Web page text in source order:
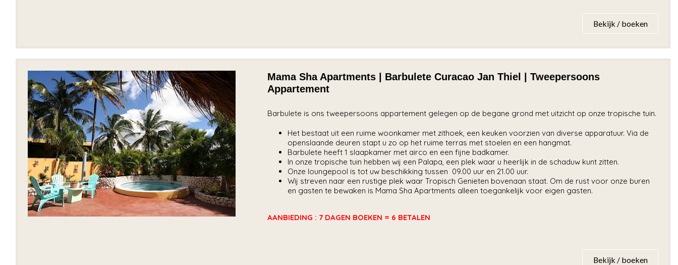
Bekijk / boeken
Mama Sha Apartments | Barbulete Curacao Jan Thiel | Tweepersoons
Appartement
Barbulete is ons tweepersoons appartement gelegen op de begane grond met uitzicht op onze tropische tuin.
Het bestaat uit een ruime woonkamer met zithoek, een keuken voorzien van diverse apparatuur. Via de
openslaande deuren stapt u zo op het ruime terras met stoelen en een hangmat.
Barbulete heeft 1 slaapkamer met airco en een fijne badkamer.
In onze tropische tuin hebben wij een Palapa, een plek waar u heerlijk in de schaduw kunt zitten.
Onze loungepool is tot uw beschikking tussen 09.00 uur en 21.00 uur.
Wij streven naar een rustige plek waar Tropisch Genieten bovenaan staat. Om de rust voor onze buren
en gasten te bewaken is Mama Sha Apartments alleen toegankelijk voor eigen gasten.
AANBIEDING : 7 DAGEN BOEKEN = 6 BETALEN
Bekijk / boeken